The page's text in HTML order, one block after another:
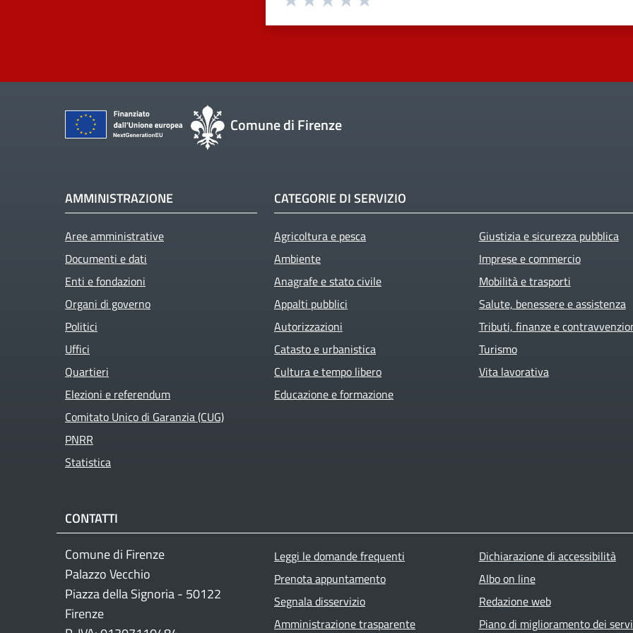
Comune di Firenze
AMMINISTRAZIONE
Aree amministrative
Documenti e dati
Enti e fondazioni
Organi di governo
Politici
Uffici
Quartieri
Elezioni e referendum
Comitato Unico di Garanzia (CUG)
PNRR
Statistica
CATEGORIE DI SERVIZIO
Agricoltura e pesca
Ambiente
Anagrafe e stato civile
Appalti pubblici
Autorizzazioni
Catasto e urbanistica
Cultura e tempo libero
Educazione e formazione
Giustizia e sicurezza pubblica
Imprese e commercio
Mobilità e trasporti
Salute, benessere e assistenza
Tributi, finanze e
Turismo
Vita lavorativa
CONTATTI
Comune di Firenze
Palazzo Vecchio
Piazza della Signoria - 50122
Firenze
Footer menu
Leggi le domande frequenti
Prenota appuntamento
Segnala disservizio
Amministrazione trasparente
Dichiarazione di accessibilità
Albo on line
Redazione web
Piano di miglioramento dei